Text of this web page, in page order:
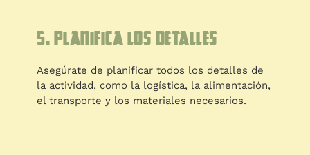
5. Planifica los detalles
Asegúrate de planificar todos los detalles de
la actividad, como la logística, la alimentación,
el transporte y los materiales necesarios.